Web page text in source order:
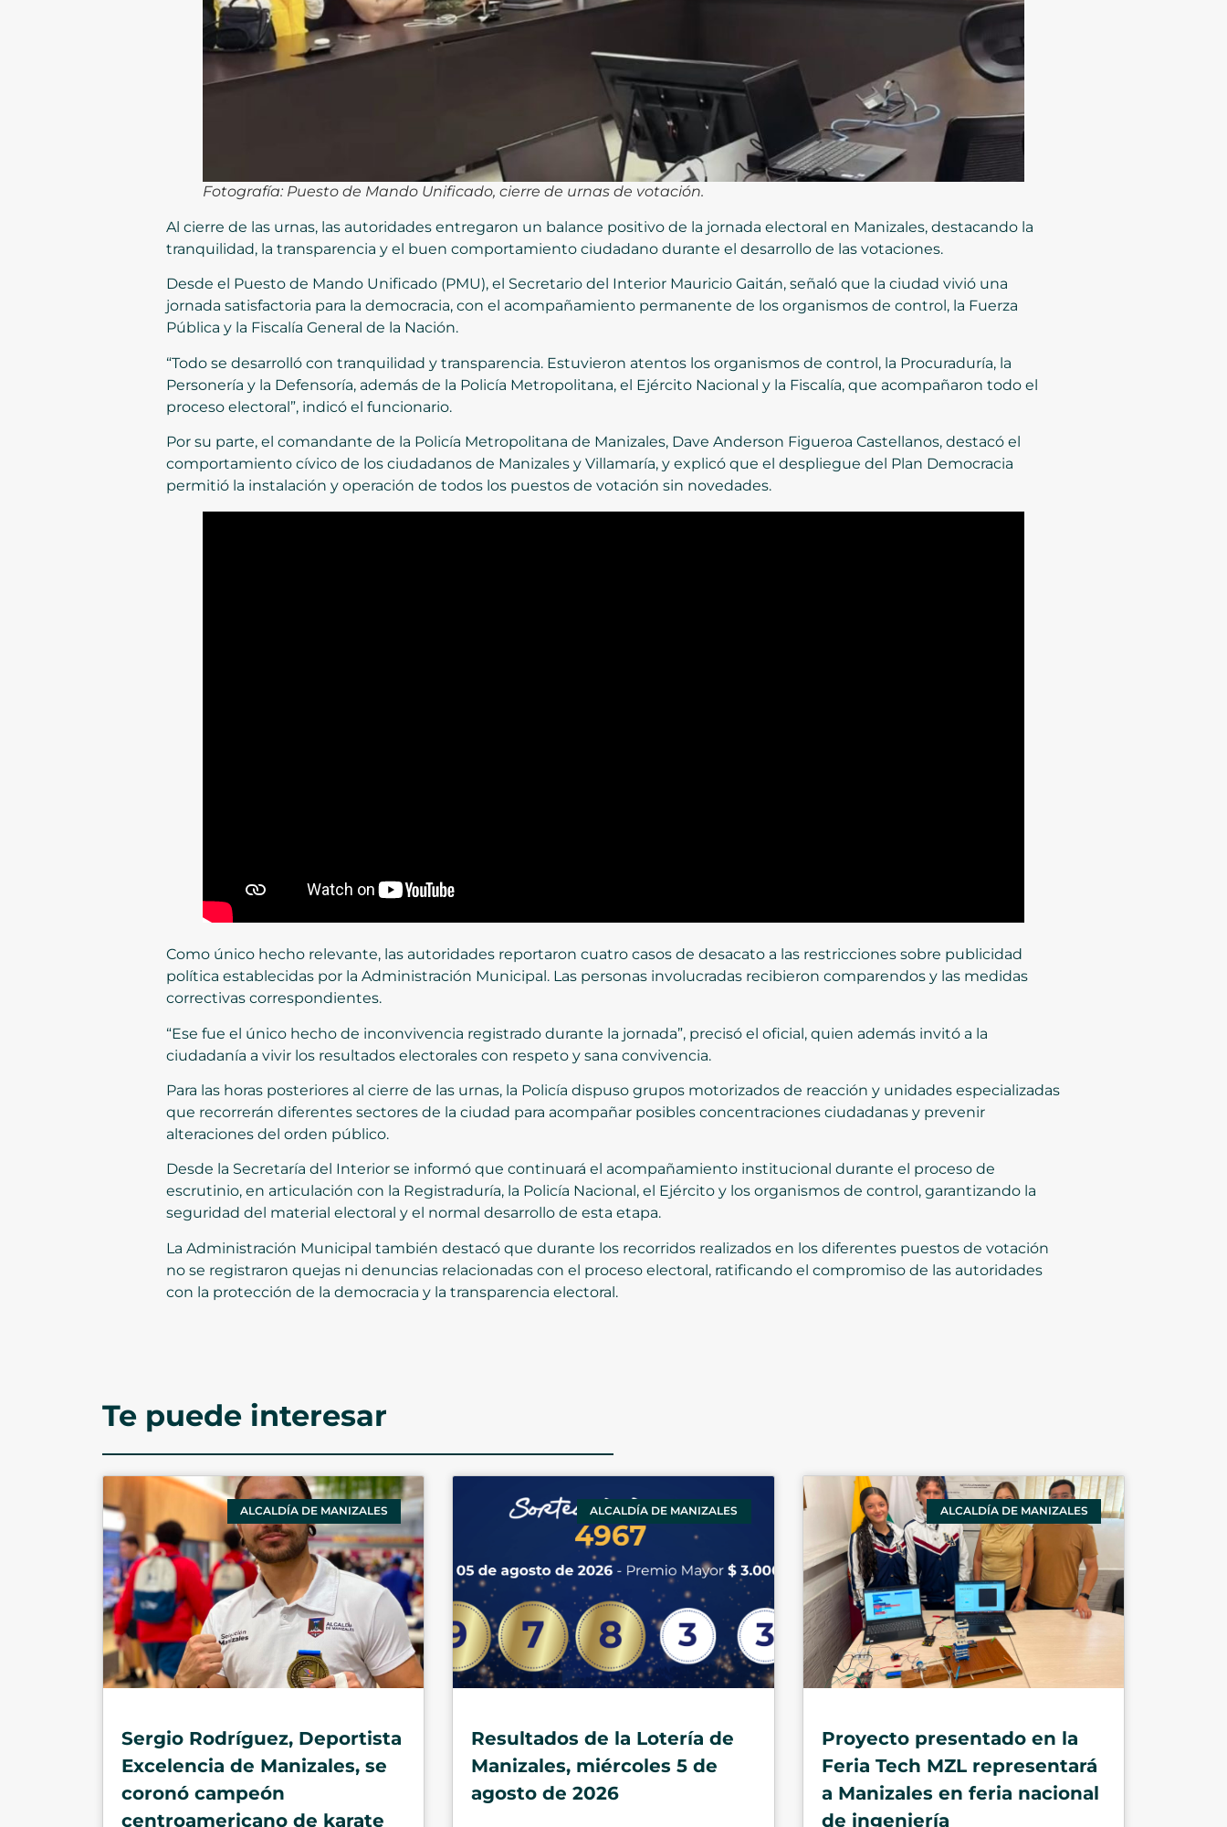
Fotografía: Puesto de Mando Unificado, cierre de urnas de votación.
Al cierre de las urnas, las autoridades entregaron un balance positivo de la jornada electoral en Manizales, destacando la
tranquilidad, la transparencia y el buen comportamiento ciudadano durante el desarrollo de las votaciones.
Desde el Puesto de Mando Unificado (PMU), el Secretario del Interior Mauricio Gaitán, señaló que la ciudad vivió una
jornada satisfactoria para la democracia, con el acompañamiento permanente de los organismos de control, la Fuerza
Pública y la Fiscalía General de la Nación.
“Todo se desarrolló con tranquilidad y transparencia. Estuvieron atentos los organismos de control, la Procuraduría, la
Personería y la Defensoría, además de la Policía Metropolitana, el Ejército Nacional y la Fiscalía, que acompañaron todo el
proceso electoral”, indicó el funcionario.
Por su parte, el comandante de la Policía Metropolitana de Manizales, Dave Anderson Figueroa Castellanos, destacó el
comportamiento cívico de los ciudadanos de Manizales y Villamaría, y explicó que el despliegue del Plan Democracia
permitió la instalación y operación de todos los puestos de votación sin novedades.
Como único hecho relevante, las autoridades reportaron cuatro casos de desacato a las restricciones sobre publicidad
política establecidas por la Administración Municipal. Las personas involucradas recibieron comparendos y las medidas
correctivas correspondientes.
“Ese fue el único hecho de inconvivencia registrado durante la jornada”, precisó el oficial, quien además invitó a la
ciudadanía a vivir los resultados electorales con respeto y sana convivencia.
Para las horas posteriores al cierre de las urnas, la Policía dispuso grupos motorizados de reacción y unidades especializadas
que recorrerán diferentes sectores de la ciudad para acompañar posibles concentraciones ciudadanas y prevenir
alteraciones del orden público.
Desde la Secretaría del Interior se informó que continuará el acompañamiento institucional durante el proceso de
escrutinio, en articulación con la Registraduría, la Policía Nacional, el Ejército y los organismos de control, garantizando la
seguridad del material electoral y el normal desarrollo de esta etapa.
La Administración Municipal también destacó que durante los recorridos realizados en los diferentes puestos de votación
no se registraron quejas ni denuncias relacionadas con el proceso electoral, ratificando el compromiso de las autoridades
con la protección de la democracia y la transparencia electoral.
Te puede interesar
ALCALDÍA DE MANIZALES
Sergio Rodríguez, Deportista
Excelencia de Manizales, se
coronó campeón
centroamericano de karate
ALCALDÍA DE MANIZALES
Resultados de la Lotería de
Manizales, miércoles 5 de
agosto de 2026
ALCALDÍA DE MANIZALES
Proyecto presentado en la
Feria Tech MZL representará
a Manizales en feria nacional
de ingeniería